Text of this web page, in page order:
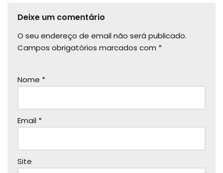
Deixe um comentário
O seu endereço de email não será publicado.
Campos obrigatórios marcados com *
Nome *
Email *
Site